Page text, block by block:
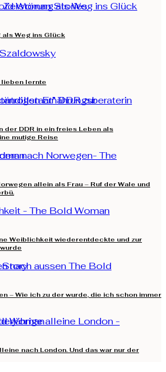
Weg ins Glück
lieben lernte
der DDR in ein freies Leben als
mutige Reise
allein als Frau – Ruf der Wale und
Weiblichkeit wiederentdeckte und zur
– Wie ich zu der wurde, die ich schon immer
nach London. Und das war nur der